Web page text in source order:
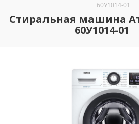
60У1014-01
Стиральная машина
60У1014-01